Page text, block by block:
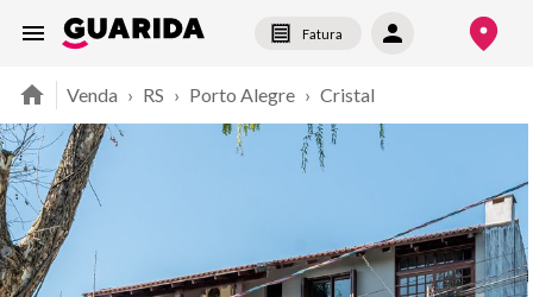
Fatura
Venda › RS › Porto Alegre › Cristal